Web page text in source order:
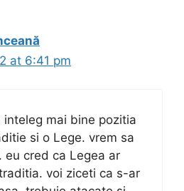
at 6:41 pm
inteleg mai bine pozitia
si o Lege. vrem sa
eu cred ca Legea ar
voi ziceti ca s-ar